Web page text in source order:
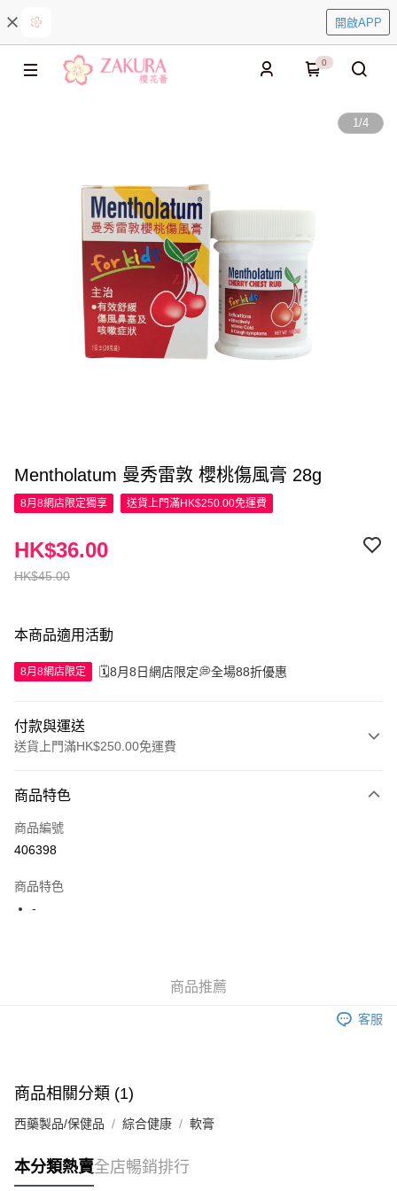
開啟APP
0
1/4
Mentholatum 曼秀雷敦 櫻桃傷風膏 28g
8月8網店限定獨享 送貨上門滿HK$250.00免運費
HK$45.00
HK$36.00
本商品適用活動
8月8網店限定 🗓️8月8日網店限定💭全場88折優惠
付款與運送
送貨上門滿HK$250.00免運費
信用卡
Apple Pay
JD京東物流，訂單確認發貨後2-4個工作天送達
商品特色
商品編號
406398
商品特色
-
商品推薦
客服
商品相關分類 (1)
西藥製品/保健品 綜合健康 軟膏
本分類熱賣全店暢銷排行